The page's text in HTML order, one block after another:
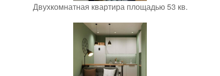
Двухкомнатная квартира площадью 53 кв.